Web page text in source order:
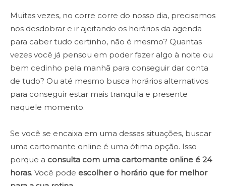
Muitas vezes, no corre corre do nosso dia, precisamos
nos desdobrar e ir ajeitando os horários da agenda
para caber tudo certinho, não é mesmo? Quantas
vezes você já pensou em poder fazer algo à noite ou
bem cedinho pela manhã para conseguir dar conta
de tudo? Ou até mesmo busca horários alternativos
para conseguir estar mais tranquila e presente
naquele momento.
Se você se encaixa em uma dessas situações, buscar
uma cartomante online é uma ótima opção. Isso
porque a consulta com uma cartomante online é 24
horas. Você pode escolher o horário que for melhor